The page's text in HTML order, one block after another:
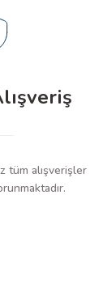
tüm alışverişler